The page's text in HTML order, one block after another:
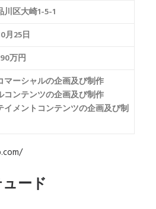
川区大崎1-5-1
月25日
万円
マーシャルの企画及び制作
コンテンツの企画及び制作
イメントコンテンツの企画及び制
ード